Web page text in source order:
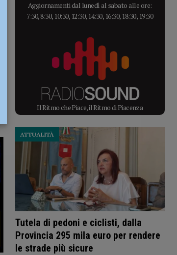
Aggiornamenti dal lunedì al sabato alle ore:
7:30, 8:30, 10:30, 12:30, 14:30, 16:30, 18:30, 19:30
Il Ritmo che Piace, il Ritmo di Piacenza
Tutela di pedoni e ciclisti, dalla
Provincia 295 mila euro per rendere
le strade più sicure
ATTUALITÀ